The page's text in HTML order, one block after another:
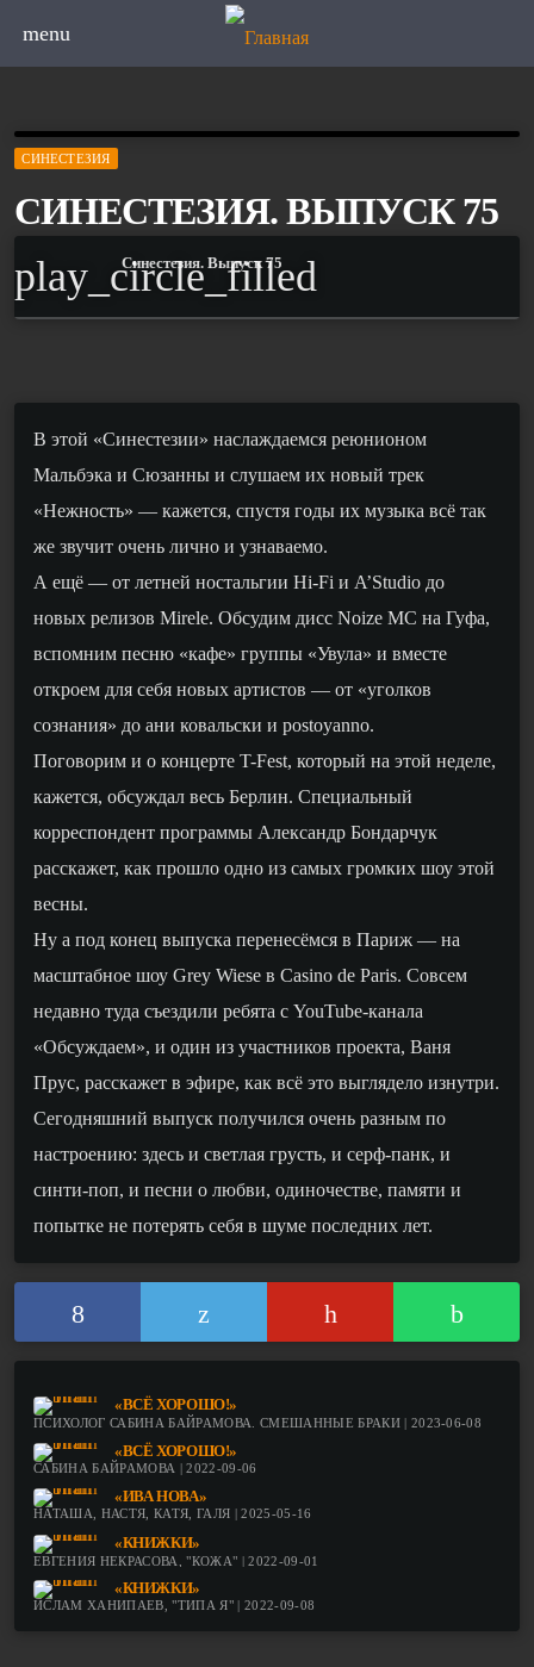
menu
СИНЕСТЕЗИЯ
СИНЕСТЕЗИЯ. ВЫПУСК 75
play_circle_filled
Синестезия. Выпуск 75
В этой «Синестезии» наслаждаемся реюнионом
Мальбэка и Сюзанны и слушаем их новый трек
«Нежность» — кажется, спустя годы их музыка всё так
же звучит очень лично и узнаваемо.
А ещё — от летней ностальгии Hi-Fi и A’Studio до
новых релизов Mirele. Обсудим дисс Noize MC на Гуфа,
вспомним песню «кафе» группы «Увула» и вместе
откроем для себя новых артистов — от «уголков
сознания» до ани ковальски и postoyanno.
Поговорим и о концерте T-Fest, который на этой неделе,
кажется, обсуждал весь Берлин. Специальный
корреспондент программы Александр Бондарчук
расскажет, как прошло одно из самых громких шоу этой
весны.
Ну а под конец выпуска перенесёмся в Париж — на
масштабное шоу Grey Wiese в Casino de Paris. Совсем
недавно туда съездили ребята с YouTube-канала
«Обсуждаем», и один из участников проекта, Ваня
Прус, расскажет в эфире, как всё это выглядело изнутри.
Сегодняшний выпуск получился очень разным по
настроению: здесь и светлая грусть, и серф-панк, и
синти-поп, и песни о любви, одиночестве, памяти и
попытке не потерять себя в шуме последних лет.
«ВСЁ ХОРОШО!»
ПСИХОЛОГ САБИНА БАЙРАМОВА. СМЕШАННЫЕ БРАКИ | 2023-06-08
«ВСЁ ХОРОШО!»
САБИНА БАЙРАМОВА | 2022-09-06
«ИВА НОВА»
НАТАША, НАСТЯ, КАТЯ, ГАЛЯ | 2025-05-16
«КНИЖКИ»
ЕВГЕНИЯ НЕКРАСОВА, "КОЖА" | 2022-09-01
«КНИЖКИ»
ИСЛАМ ХАНИПАЕВ, "ТИПА Я" | 2022-09-08